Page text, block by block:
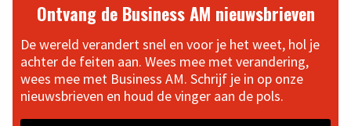
Ontvang de Business AM nieuwsbrieven
De wereld verandert snel en voor je het weet, hol je
achter de feiten aan. Wees mee met verandering,
wees mee met Business AM. Schrijf je in op onze
nieuwsbrieven en houd de vinger aan de pols.